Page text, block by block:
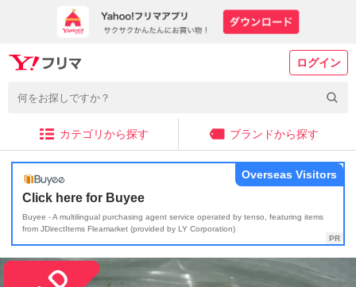
ログイン
カテゴリから探す ブランドから探す
Click here for Buyee
Buyee - A multilingual purchasing agent service operated by tenso, featuring items
from JDirectItems Fleamarket (provided by LY Corporation)
Overseas Visitors